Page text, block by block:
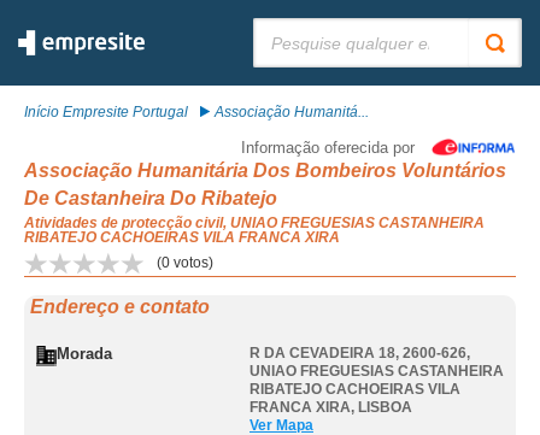
Início Empresite Portugal Associação Humanitá...
Informação oferecida por
Associação Humanitária Dos Bombeiros Voluntários
De Castanheira Do Ribatejo
Atividades de protecção civil, UNIAO FREGUESIAS CASTANHEIRA
RIBATEJO CACHOEIRAS VILA FRANCA XIRA
(0 votos)
Endereço e contato
Morada R DA CEVADEIRA 18, 2600-626,
UNIAO FREGUESIAS CASTANHEIRA
RIBATEJO CACHOEIRAS VILA
FRANCA XIRA, LISBOA
Ver Mapa